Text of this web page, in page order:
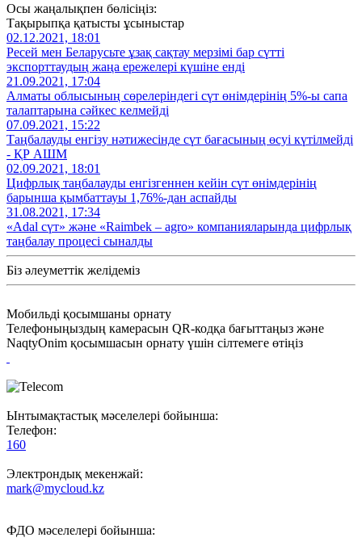
Осы жаңалықпен бөлісіңіз:
Тақырыпқа қатысты ұсыныстар
02.12.2021, 18:01
Ресей мен Беларусьте ұзақ сақтау мерзімі бар сүтті
экспорттаудың жаңа ережелері күшіне енді
21.09.2021, 17:04
Алматы облысының сөрелеріндегі сүт өнімдерінің 5%-ы сапа
талаптарына сәйкес келмейді
07.09.2021, 15:22
Таңбалауды енгізу нәтижесінде сүт бағасының өсуі күтілмейді
- ҚР АШМ
02.09.2021, 18:01
Цифрлық таңбалауды енгізгеннен кейін сүт өнімдерінің
барынша қымбаттауы 1,76%-дан аспайды
31.08.2021, 17:34
«Adal сүт» және «Raimbek – agro» компанияларында цифрлық
таңбалау процесі сыналды
Біз әлеуметтік желідеміз
Мобильді қосымшаны орнату
Телефоныңыздың камерасын QR-кодқа бағыттаңыз және
NaqtyOnim қосымшасын орнату үшін сілтемеге өтіңіз
Ынтымақтастық мәселелері бойынша:
Телефон:
160
Электрондық мекенжай:
mark@mycloud.kz
ФДО мәселелері бойынша: